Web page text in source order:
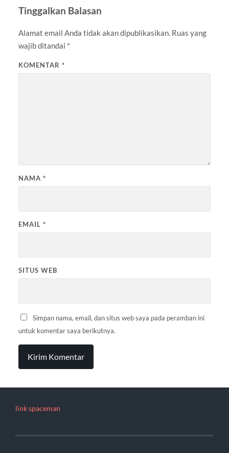
Tinggalkan Balasan
Alamat email Anda tidak akan dipublikasikan. Ruas yang
wajib ditandai *
KOMENTAR *
NAMA *
EMAIL *
SITUS WEB
Simpan nama, email, dan situs web saya pada peramban ini
untuk komentar saya berikutnya.
link spaceman